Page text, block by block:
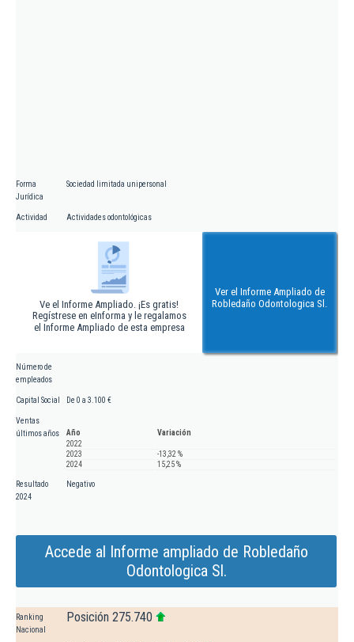
Forma
Jurídica
Sociedad limitada unipersonal
Actividad Actividades odontológicas
Ve el Informe Ampliado. ¡Es gratis!
Regístrese en eInforma y le regalamos
el Informe Ampliado de esta empresa
Ver el Informe Ampliado de
Robledaño Odontologica Sl.
Número de
empleados
Capital Social De 0 a 3.100 €
Ventas
últimos años
Año
Variación
2022
2023
-13,32 %
2024
15,25 %
Resultado
2024
Negativo
Accede al Informe ampliado de Robledaño
Odontologica Sl.
Ranking
Nacional
Posición 275.740